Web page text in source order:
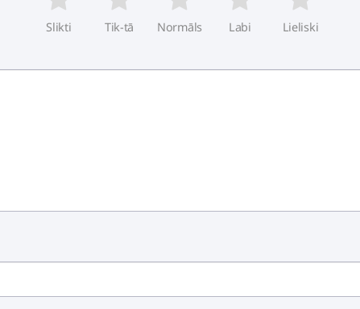
Slikti Tik-tā Normāls Labi Lieliski